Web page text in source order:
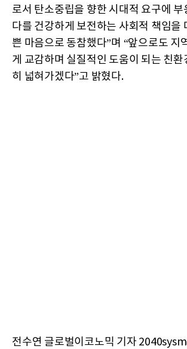
로서 탄소중립을 향한 시대적 요구에
다를 건강하게 보전하는 사회적 책임을
쁜 마음으로 동참했다”며 “앞으로도 지
게 교감하며 실질적인 도움이 되는 친환
히 넓혀가겠다”고 밝혔다.
전수연 글로벌이코노믹 기자